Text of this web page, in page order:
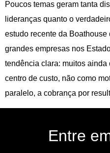
Poucos temas geram tanta
lideranças quanto o
estudo recente da
grandes empresas nos
tendência clara: muitos
centro de custo, não como
paralelo, a cobrança por
Entre